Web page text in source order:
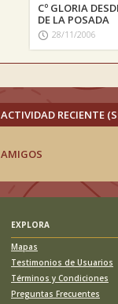
Cº GLORIA
DE LA POSADA
28/11/2006
ACTIVIDAD RECIENTE
AMIGOS
EXPLORA
Mapas
Testimonios de Usuarios
Términos y Condiciones
Preguntas Frecuentes